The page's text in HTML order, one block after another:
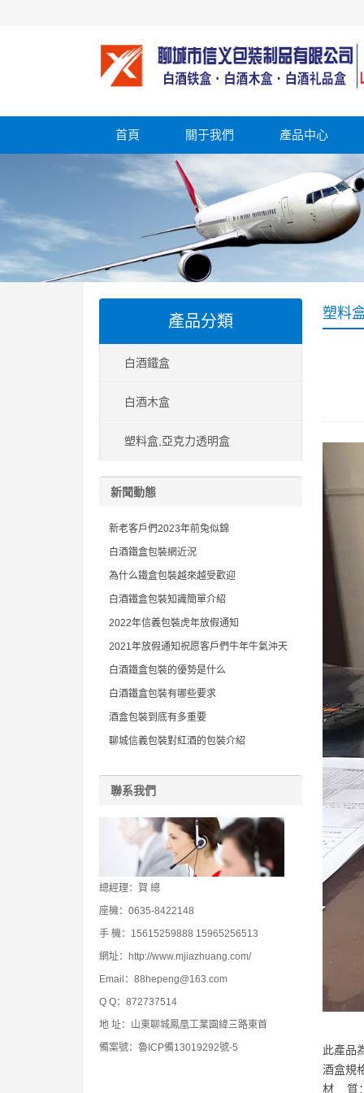
首頁 關于我們 產品中心
塑料
此產品
酒盒規
材 質
產品分類
白酒鐵盒
白酒木盒
塑料盒,亞克力透明盒
新聞動態
新老客戶們2023年前兔似錦
白酒鐵盒包裝網近況
為什么鐵盒包裝越來越受歡迎
白酒鐵盒包裝知識簡單介紹
2022年信義包裝虎年放假通知
2021年放假通知祝愿客戶們牛年牛氣沖天
白酒鐵盒包裝的優勢是什么
白酒鐵盒包裝有哪些要求
酒盒包裝到底有多重要
聊城信義包裝對紅酒的包裝介紹
聯系我們
總經理：賀 總
座機：0635-8422148
手 機：15615259888 15965256513
網址：http://www.mjiazhuang.com/
Email：88hepeng@163.com
Q Q：872737514
地 址：山東聊城鳳凰工業園緯三路東首
備案號：魯ICP備13019292號-5